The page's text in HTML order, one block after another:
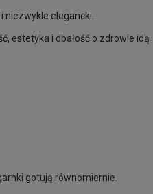
niezwykle elegancki.
estetyka i dbałość o zdrowie idą
gotują równomiernie.